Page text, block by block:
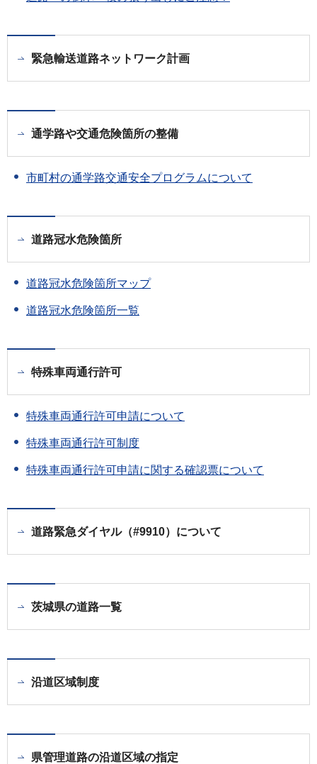
緊急輸送道路ネットワーク計画
通学路や交通危険箇所の整備
市町村の通学路交通安全プログラムについて
道路冠水危険箇所
道路冠水危険箇所マップ
道路冠水危険箇所一覧
特殊車両通行許可
特殊車両通行許可申請について
特殊車両通行許可制度
特殊車両通行許可申請に関する確認票について
道路緊急ダイヤル（#9910）について
茨城県の道路一覧
沿道区域制度
県管理道路の沿道区域の指定